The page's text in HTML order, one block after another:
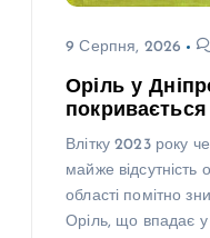
9 Серпня, 2026
Оріль у
Влітку 2023 року
майже відсутність
області помітно
Оріль, що впадає у